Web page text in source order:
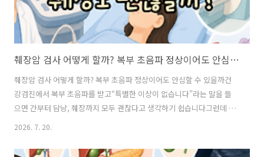
췌장암 검사 어떻게 할까? 복부 초음파 정상이어도 안심할 수 있을까
췌장암 검사 어떻게 할까? 복부 초음파 정상이어도 안심할 수 있을까건
강검진에서 복부 초음파를 받고“특별한 이상이 없습니다”라는 말을 들
으면 간부터 담낭, 췌장까지 모두 괜찮다고 생각하기 쉽습니다그런데 복
부 초음파에 대해 찾아보다 보면 조금 불안한 이야기가 나옵니다“췌장은
어도 췌장암 검사를 따로 받아야 하는 걸까요?췌장은 몸속 깊숙한 곳에
2026. 7. 20.